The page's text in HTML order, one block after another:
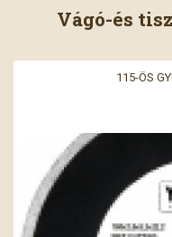
Vágó-és
115-ÖS